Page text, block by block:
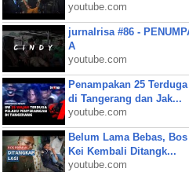
youtube.com
jurnalrisa #86 -
A
youtube.com
Penampakan 25
di Tangerang dan Jak...
youtube.com
Belum Lama Bebas,
Kei Kembali Ditangk...
youtube.com